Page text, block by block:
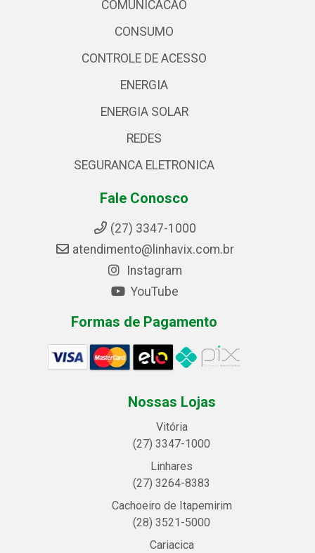
COMUNICACAO
CONSUMO
CONTROLE DE ACESSO
ENERGIA
ENERGIA SOLAR
REDES
SEGURANCA ELETRONICA
Fale Conosco
(27) 3347-1000
atendimento@linhavix.com.br
Instagram
YouTube
Formas de Pagamento
Nossas Lojas
Vitória
(27) 3347-1000
Linhares
(27) 3264-8383
Cachoeiro de Itapemirim
(28) 3521-5000
Cariacica